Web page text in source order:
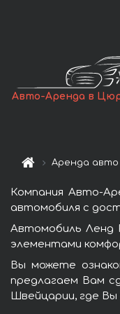
Авто-Аренда в
Аренда авто
Компания Авто-
автомобиля с
Автомобиль Ленд
элементами
Вы можете
предлагаем Вам
Швейцарии, где